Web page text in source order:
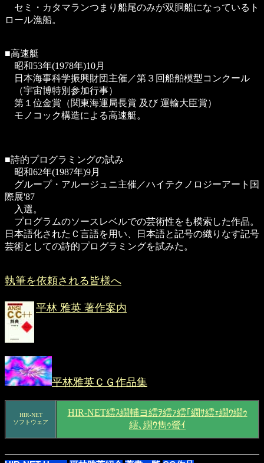
セミ・カタマランつまり船尾のみが双胴船になっているト
ロール漁船。
■高速艇
昭和53年(1978年)10月
日本海事科学振興財団主催／第３回船舶模型コンクール
（宇宙博特別参加行事）
第１位金賞（関東海運局長賞 及び 運輸大臣賞）
モノコック構造による高速艇。
■詩的プログラミングの試み
昭和62年(1987年)9月
グループ・アルージュニ主催／ハイテクノロジーアート国
際展'87
入選。
プログラムのソースレベルでの芸術性をも模索した作品。
日本語化されたＣ言語を用い、日本語と記号の織りなす記号
芸術としての詩的プログラミングを試みた。
執筆を依頼される皆様へ
平林 雅英 著作案内
平林雅英ＣＧ作品集
HIR-NET
ソフトウェア
HIR-NET繧ｽ繝輔ヨ繧ｦ繧ｧ繧｢繝ｻ繧ｪ繝ｳ繝ｩ
繧､繝ｳ雋ｩ螢ｲ